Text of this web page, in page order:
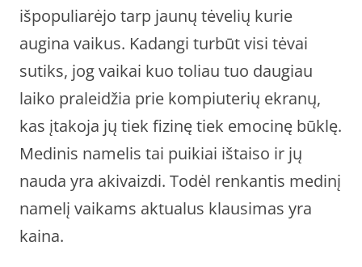
išpopuliarėjo tarp jaunų tėvelių kurie
augina vaikus. Kadangi turbūt visi tėvai
sutiks, jog vaikai kuo toliau tuo daugiau
laiko praleidžia prie kompiuterių ekranų,
kas įtakoja jų tiek fizinę tiek emocinę būklę.
Medinis namelis tai puikiai ištaiso ir jų
nauda yra akivaizdi. Todėl renkantis medinį
namelį vaikams aktualus klausimas yra
kaina.